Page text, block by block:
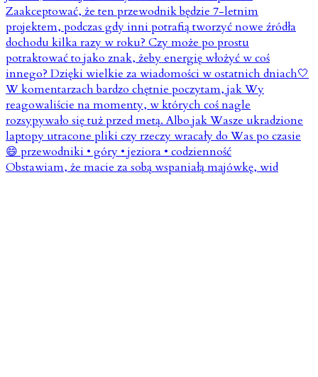
Obstawiam, że macie za sobą wspaniałą majówkę, wid